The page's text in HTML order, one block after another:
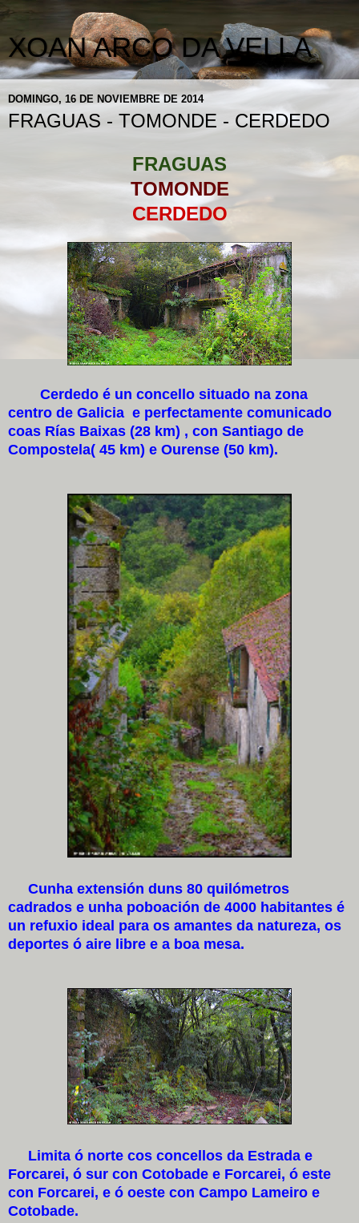
XOAN ARCO DA VELLA
DOMINGO, 16 DE NOVIEMBRE DE 2014
FRAGUAS - TOMONDE - CERDEDO
FRAGUAS
TOMONDE
CERDEDO
Cerdedo é un concello situado na zona
centro de Galicia e perfectamente comunicado
coas Rías Baixas (28 km) , con Santiago de
Compostela( 45 km) e Ourense (50 km).
Cunha extensión duns 80 quilómetros
cadrados e unha poboación de 4000 habitantes é
un refuxio ideal para os amantes da natureza, os
deportes ó aire libre e a boa mesa.
Limita ó norte cos concellos da Estrada e
Forcarei, ó sur con Cotobade e Forcarei, ó este
con Forcarei, e ó oeste con Campo Lameiro e
Cotobade.